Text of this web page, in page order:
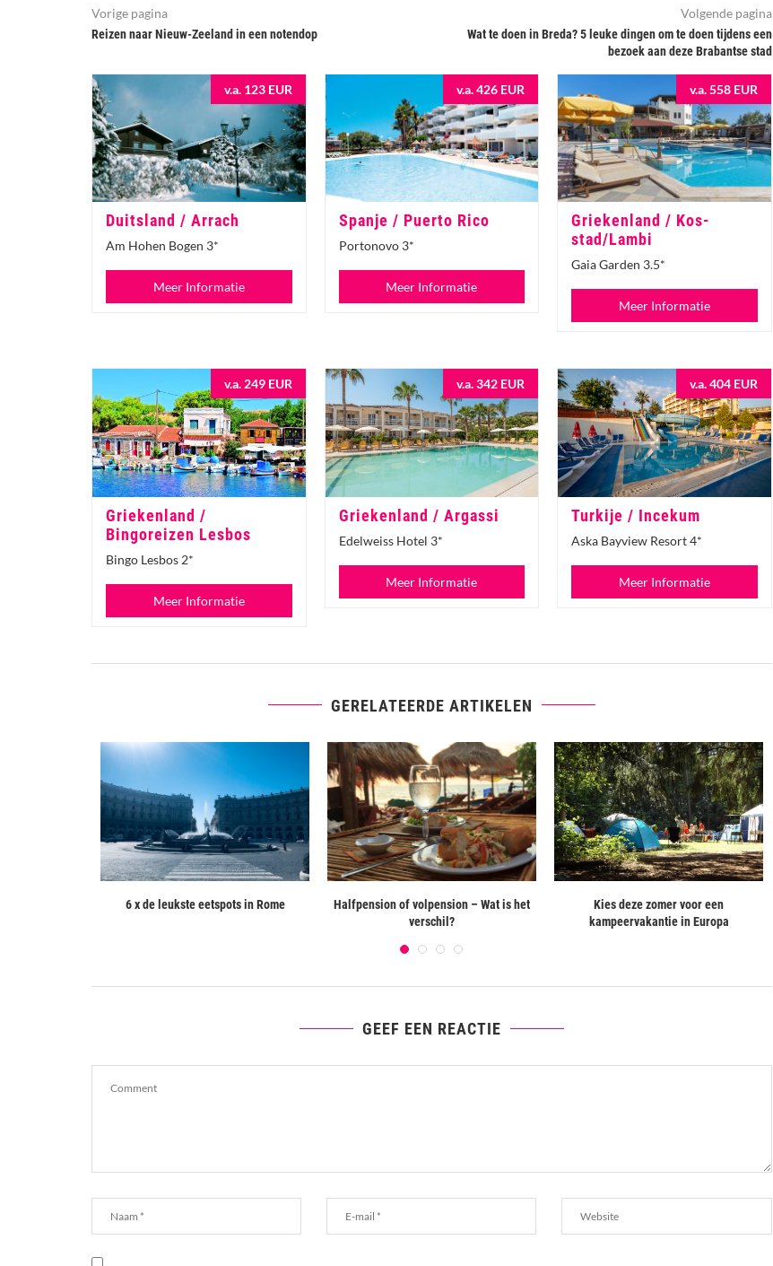
Vorige pagina
Reizen naar Nieuw-Zeeland in een notendop
Volgende pagina
Wat te doen in Breda? 5 leuke dingen om te doen tijdens een
bezoek aan deze Brabantse stad
v.a. 123 EUR
Duitsland / Arrach
Am Hohen Bogen 3*
Meer Informatie
v.a. 426 EUR
Spanje / Puerto Rico
Portonovo 3*
Meer Informatie
v.a. 558 EUR
Griekenland / Kos-
stad/Lambi
Gaia Garden 3.5*
Meer Informatie
v.a. 249 EUR
Griekenland /
Bingoreizen Lesbos
Bingo Lesbos 2*
Meer Informatie
v.a. 342 EUR
Griekenland / Argassi
Edelweiss Hotel 3*
Meer Informatie
v.a. 404 EUR
Turkije / Incekum
Aska Bayview Resort 4*
Meer Informatie
GERELATEERDE ARTIKELEN
6 x de leukste eetspots in Rome
Halfpension of volpension – Wat is het
verschil?
Kies deze zomer voor een
kampeervakantie in Europa
GEEF EEN REACTIE